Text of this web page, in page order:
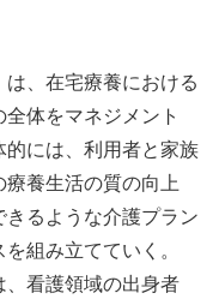
、在宅療養における
体をマネジメント
的には、利用者と家族
養生活の質の向上
るような介護プラン
組み立てていく。
、看護領域の出身者